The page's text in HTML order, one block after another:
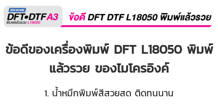
ข้อดีของเครื่องพิมพ์ DFT L18050 พิมพ์
แล้วรวย ของไมโครอิงค์
1. น้ำหมึกพิมพ์สีสวยสด ติดทนนาน